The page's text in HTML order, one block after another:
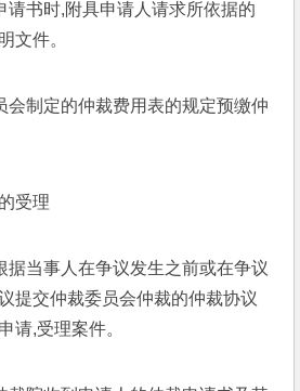
请书时,附具申请人请求所依据的
文件。
会制定的仲裁费用表的规定预缴仲
受理
据当事人在争议发生之前或在争议
提交仲裁委员会仲裁的仲裁协议
请,受理案件。